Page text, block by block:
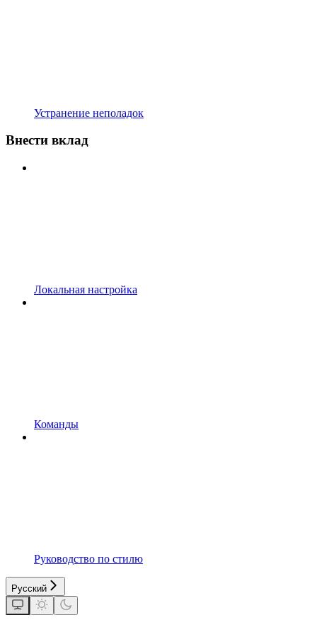
Устранение неполадок
Внести вклад
Локальная настройка
Команды
Руководство по стилю
Русский